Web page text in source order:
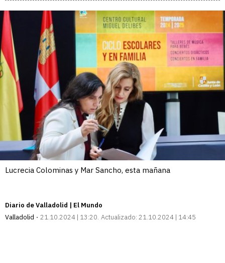
Lucrecia Colominas y Mar Sancho, esta mañana
Diario de Valladolid | El Mundo
Valladolid
21.10.2024 | 13:20 Actualizado: 21.10.2024 | 14:45